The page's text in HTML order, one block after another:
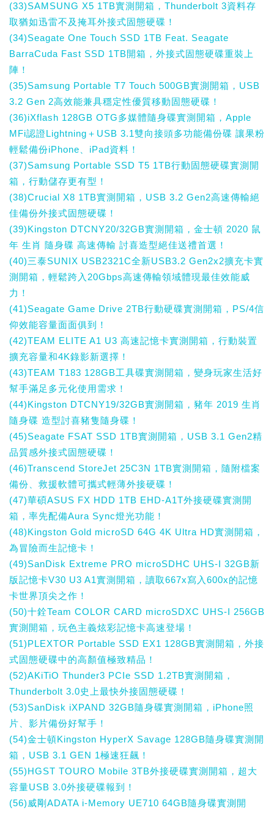
(33)SAMSUNG X5 1TB實測開箱，Thunderbolt 3資料存
取猶如迅雷不及掩耳外接式固態硬碟！
(34)Seagate One Touch SSD 1TB Feat. Seagate
BarraCuda Fast SSD 1TB開箱，外接式固態硬碟重裝上
陣！
(35)Samsung Portable T7 Touch 500GB實測開箱，USB
3.2 Gen 2高效能兼具穩定性優質移動固態硬碟！
(36)iXflash 128GB OTG多媒體隨身碟實測開箱，Apple
MFi認證Lightning＋USB 3.1雙向接頭多功能備份碟 讓果粉
輕鬆備份iPhone、iPad資料！
(37)Samsung Portable SSD T5 1TB行動固態硬碟實測開
箱，行動儲存更有型！
(38)Crucial X8 1TB實測開箱，USB 3.2 Gen2高速傳輸絕
佳備份外接式固態硬碟！
(39)Kingston DTCNY20/32GB實測開箱，金士頓 2020 鼠
年 生肖 隨身碟 高速傳輸 討喜造型絕佳送禮首選！
(40)三泰SUNIX USB2321C全新USB3.2 Gen2x2擴充卡實
測開箱，輕鬆跨入20Gbps高速傳輸領域體現最佳效能威
力！
(41)Seagate Game Drive 2TB行動硬碟實測開箱，PS/4信
仰效能容量面面俱到！
(42)TEAM ELITE A1 U3 高速記憶卡實測開箱，行動裝置
擴充容量和4K錄影新選擇！
(43)TEAM T183 128GB工具碟實測開箱，變身玩家生活好
幫手滿足多元化使用需求！
(44)Kingston DTCNY19/32GB實測開箱，豬年 2019 生肖
隨身碟 造型討喜豬隻隨身碟！
(45)Seagate FSAT SSD 1TB實測開箱，USB 3.1 Gen2精
品質感外接式固態硬碟！
(46)Transcend StoreJet 25C3N 1TB實測開箱，隨附檔案
備份、救援軟體可攜式輕薄外接硬碟！
(47)華碩ASUS FX HDD 1TB EHD-A1T外接硬碟實測開
箱，率先配備Aura Sync燈光功能！
(48)Kingston Gold microSD 64G 4K Ultra HD實測開箱，
為冒險而生記憶卡！
(49)SanDisk Extreme PRO microSDHC UHS-I 32GB新
版記憶卡V30 U3 A1實測開箱，讀取667x寫入600x的記憶
卡世界頂尖之作！
(50)十銓Team COLOR CARD microSDXC UHS-I 256GB
實測開箱，玩色主義炫彩記憶卡高速登場！
(51)PLEXTOR Portable SSD EX1 128GB實測開箱，外接
式固態硬碟中的高顏值極致精品！
(52)AKiTiO Thunder3 PCIe SSD 1.2TB實測開箱，
Thunderbolt 3.0史上最快外接固態硬碟！
(53)SanDisk iXPAND 32GB隨身碟實測開箱，iPhone照
片、影片備份好幫手！
(54)金士頓Kingston HyperX Savage 128GB隨身碟實測開
箱，USB 3.1 GEN 1極速狂飆！
(55)HGST TOURO Mobile 3TB外接硬碟實測開箱，超大
容量USB 3.0外接硬碟報到！
(56)威剛ADATA i-Memory UE710 64GB隨身碟實測開